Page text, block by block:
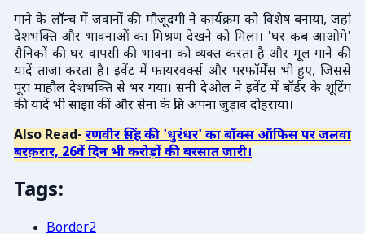
गाने के लॉन्च में जवानों की मौजूदगी ने कार्यक्रम को विशेष बनाया, जहां
देशभक्ति और भावनाओं का मिश्रण देखने को मिला। 'घर कब आओगे'
सैनिकों की घर वापसी की भावना को व्यक्त करता है और मूल गाने की
यादें ताजा करता है। इवेंट में फायरवर्क्स और परफॉर्मेंस भी हुए, जिससे
पूरा माहौल देशभक्ति से भर गया। सनी देओल ने इवेंट में बॉर्डर के शूटिंग
की यादें भी साझा कीं और सेना के प्रति अपना जुड़ाव दोहराया।
Also Read-रणवीर सिंह की 'धुरंधर' का बॉक्स ऑफिस पर जलवा
बरक़रार, 26वें दिन भी करोड़ों की बरसात जारी।
Tags:
Border2